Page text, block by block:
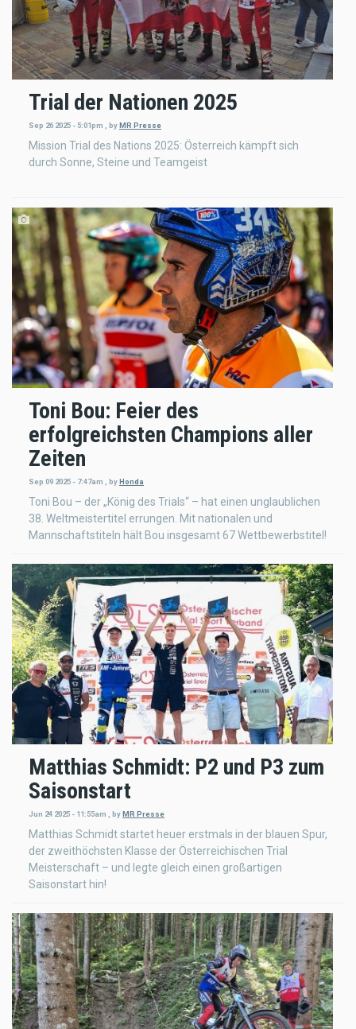
Trial der Nationen 2025
Sep 26 2025 - 5:01pm , byMR Presse
Mission Trial des Nations 2025: Österreich kämpft sich
durch Sonne, Steine und Teamgeist
Toni Bou: Feier des
erfolgreichsten Champions aller
Zeiten
Sep 09 2025 - 7:47am , byHonda
Toni Bou – der „König des Trials“ – hat einen unglaublichen
38. Weltmeistertitel errungen. Mit nationalen und
Mannschaftstiteln hält Bou insgesamt 67 Wettbewerbstitel!
Matthias Schmidt: P2 und P3 zum
Saisonstart
Jun 24 2025 - 11:55am , by MR Presse
Matthias Schmidt startet heuer erstmals in der blauen Spur,
der zweithöchsten Klasse der Österreichischen Trial
Meisterschaft – und legte gleich einen großartigen
Saisonstart hin!